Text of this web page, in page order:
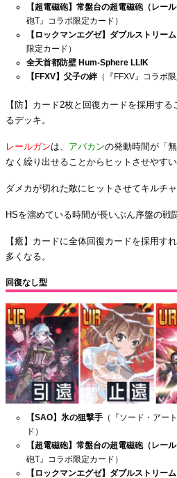
【超電磁砲】常盤台の超電磁砲（レール
砲T』コラボ限定カード）
【ロックマンエグゼ】ダブルストリーム
限定カード）
全天首都防壁 Hum-Sphere LLIK
【FFXV】父子の絆 （『FFXV』コラボ
【防】カード2枚と回復カードを採用す
るデッキ。
レールガンは、 アバカンの発動時間が「
なく繰り出せることからヒットさせやすい
ダメカが切れた敵にヒットさせてキルチ
HSを溜めている時間が長いぶん序盤の戦
【癒】カードに全体回復カードを採用す
多くなる。
回復なし型
【SAO】氷の狙撃手 （『ソード・アー
ド）
【超電磁砲】常盤台の超電磁砲（レール
砲T』コラボ限定カード）
【ロックマンエグゼ】ダブルストリーム